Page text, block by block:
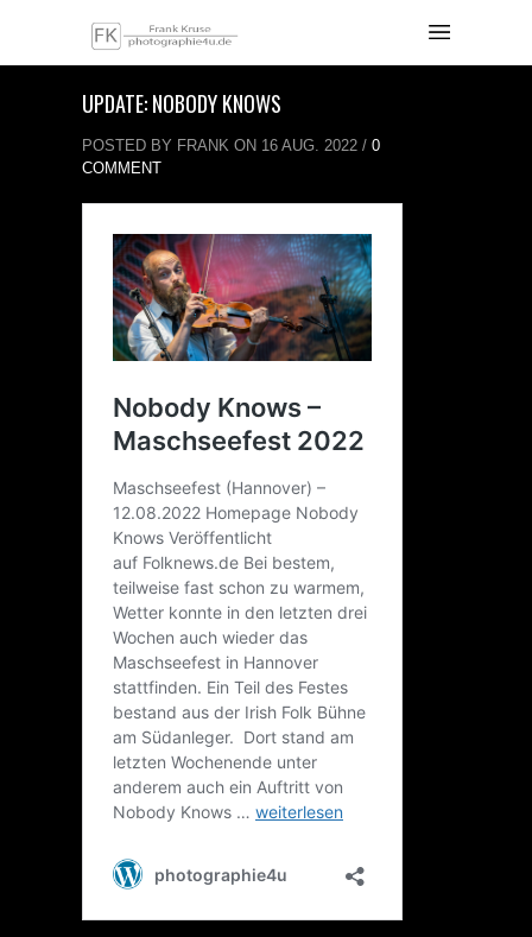
UPDATE: NOBODY KNOWS
POSTED BY FRANK ON 16 AUG. 2022 / 0
COMMENT